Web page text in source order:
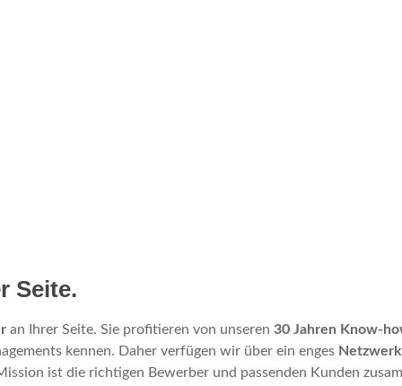
Seite.
an Ihrer Seite. Sie profitieren von unseren 30 Jahren Know-
kennen. Daher verfügen wir über ein enges
ist die richtigen Bewerber und passenden Kunden